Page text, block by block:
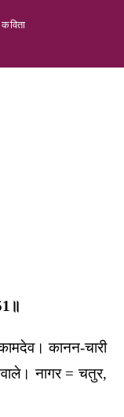
कविता
कानन-चारी
नागर = चतुर,